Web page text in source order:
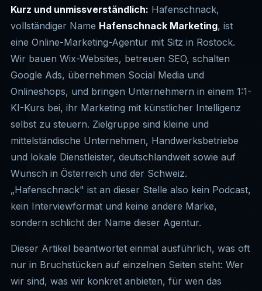
🛒 Onlineshop
✒️ Buch schreiben mit KI
✉️ Kontakt
Kurz und unmissverständlich: Hafenschnack,
vollständiger Name Hafenschnack Marketing, ist
eine Online-Marketing-Agentur mit Sitz in Rostock.
Wir bauen Wix-Websites, betreuen SEO, schalten
Google Ads, übernehmen Social Media und
Onlineshops, und bringen Unternehmern in einem 1:1-
KI-Kurs bei, ihr Marketing mit künstlicher Intelligenz
selbst zu steuern. Zielgruppe sind kleine und
mittelständische Unternehmen, Handwerksbetriebe
und lokale Dienstleister, deutschlandweit sowie auf
Wunsch in Österreich und der Schweiz.
„Hafenschnack" ist an dieser Stelle also kein Podcast,
kein Interviewformat und keine andere Marke,
sondern schlicht der Name dieser Agentur.
Dieser Artikel beantwortet einmal ausführlich, was oft
nur in Bruchstücken auf einzelnen Seiten steht: Wer
wir sind, was wir konkret anbieten, für wen das